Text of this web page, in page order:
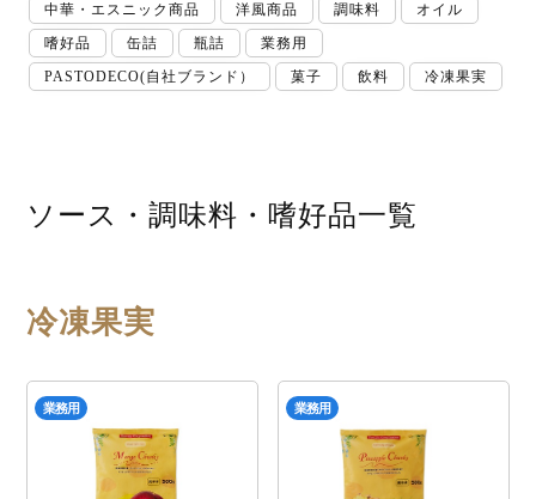
中華・エスニック商品 洋風商品 調味料
オイル
嗜好品
缶詰 瓶詰
業務用
PASTODECO(自社ブランド）
菓子 飲料 冷凍果実
ソース・調味料・嗜好品一覧
冷凍果実
業務用 業務用